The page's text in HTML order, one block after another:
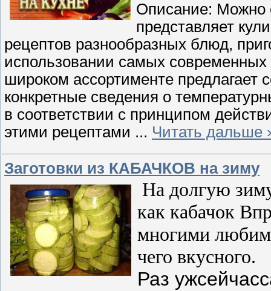
Описание: Можно
представляет
рецептов разнообразных блюд,
использовании самых
широком ассортименте предлагает
конкретные сведения о
в соответствии с принципом
этими рецептами ... Читать дальше
Заготовки из КАБАЧКОВ на зиму
На долгую
как кабачок
многими
чего вкусного.
Раз ужсейчас